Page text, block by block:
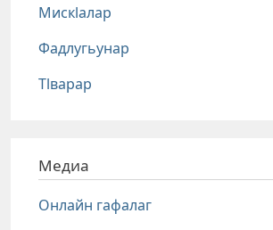
Мискlалар
Фадлугьунар
Тlварар
Медиа
Онлайн гафалаг